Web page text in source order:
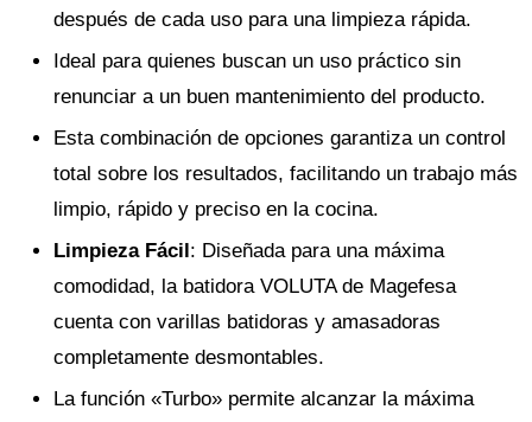
después de cada uso para una limpieza rápida.
Ideal para quienes buscan un uso práctico sin
renunciar a un buen mantenimiento del producto.
Esta combinación de opciones garantiza un control
total sobre los resultados, facilitando un trabajo más
limpio, rápido y preciso en la cocina.
Limpieza Fácil: Diseñada para una máxima
comodidad, la batidora VOLUTA de Magefesa
cuenta con varillas batidoras y amasadoras
completamente desmontables.
La función «Turbo» permite alcanzar la máxima